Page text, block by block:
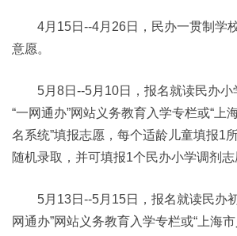
4月15日--4月26日，民办一贯制学
意愿。
5月8日--5月10日，报名就读民办小
“一网通办”网站义务教育入学专栏或“上
名系统”填报志愿，每个适龄儿童填报1
随机录取，并可填报1个民办小学调剂志
5月13日--5月15日，报名就读民办初
网通办”网站义务教育入学专栏或“上海